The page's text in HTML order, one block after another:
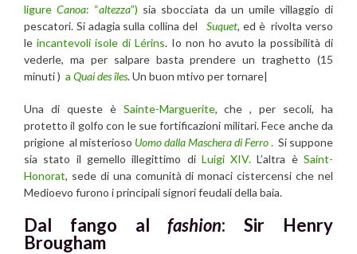
ligureCanoa: “altezza”) sia sbocciata da un umile villaggio di
pescatori. Si adagia sulla collina del
Suquet, ed è rivolta verso
le incantevoli isole di Lérins. Io non ho avuto la possibilità di
vederle, ma per salpare basta prendere un traghetto (15
minuti ) a Quai des îles. Un buon mtivo per tornare|
Una di queste è Sainte-Marguerite, che , per secoli, ha
protetto il golfo con le sue fortificazioni militari. Fece anche da
prigione al misterioso Uomo dalla Maschera di Ferro. Si suppone
sia stato il gemello illegittimo di Luigi XIV. L’altra èSaint-
Honorat, sede di una comunità di monaci cistercensi che nel
Medioevo furono i principali signori feudali della baia.
Dal fango alfashion: Sir Henry
Brougham